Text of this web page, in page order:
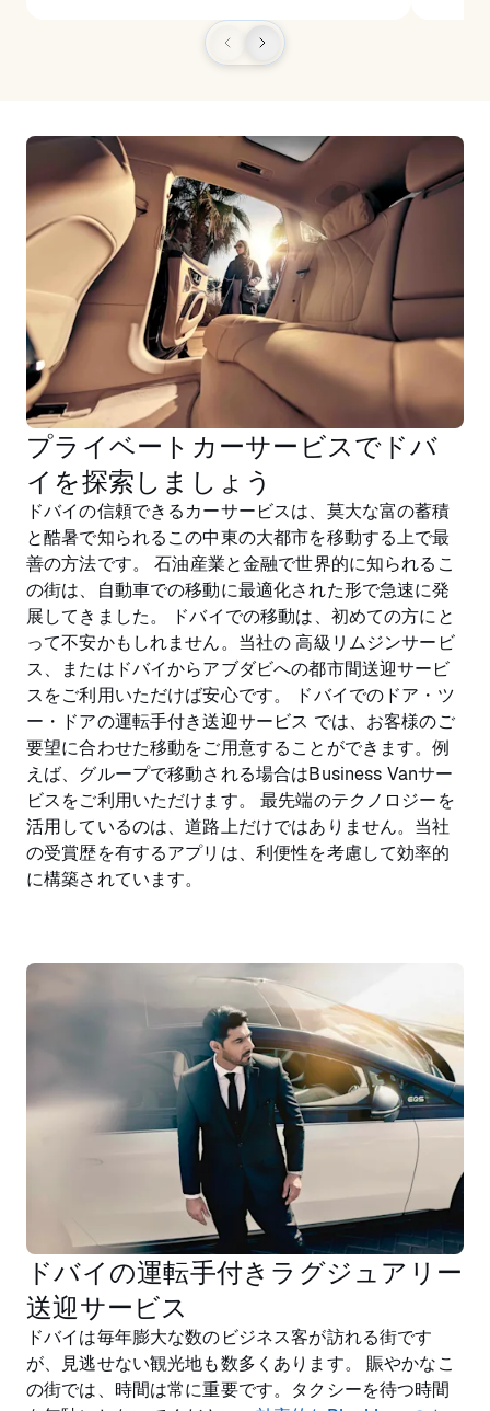
プライベートカーサービスでドバ
イを探索しましょう
ドバイの信頼できるカーサービスは、莫大な富の蓄積
と酷暑で知られるこの中東の大都市を移動する上で最
善の方法です。 石油産業と金融で世界的に知られるこ
の街は、自動車での移動に最適化された形で急速に発
展してきました。 ドバイでの移動は、初めての方にと
って不安かもしれません。当社の 高級リムジンサービ
ス、またはドバイからアブダビへの都市間送迎サービ
スをご利用いただけば安心です。 ドバイでのドア・ツ
ー・ドアの運転手付き送迎サービス では、お客様のご
要望に合わせた移動をご用意することができます。例
えば、グループで移動される場合はBusiness Vanサー
ビスをご利用いただけます。 最先端のテクノロジーを
活用しているのは、道路上だけではありません。当社
の受賞歴を有するアプリは、利便性を考慮して効率的
に構築されています。
ドバイの運転手付きラグジュアリー
送迎サービス
ドバイは毎年膨大な数のビジネス客が訪れる街です
が、見逃せない観光地も数多くあります。 賑やかなこ
の街では、時間は常に重要です。タクシーを待つ時間